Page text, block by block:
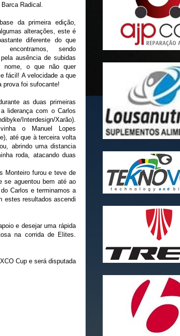
Radical.
da primeira edição,
alterações, este é
diferente do que
encontramos, sendo
ausência de subidas
nome, o que não quer
fácil! A velocidade a que
prova foi sufocante!
as duas primeiras
liderança com o Carlos
Interdesign/Xarão).
o Manuel Lopes
até que à terceira volta
abrindo uma distancia
roda, atacando duas
Monteiro furou e teve de
se aguentou bem até ao
Carlos e terminamos a
estes resultados ascendi
e desejar uma rápida
na corrida de Elites.
Cup e será disputada